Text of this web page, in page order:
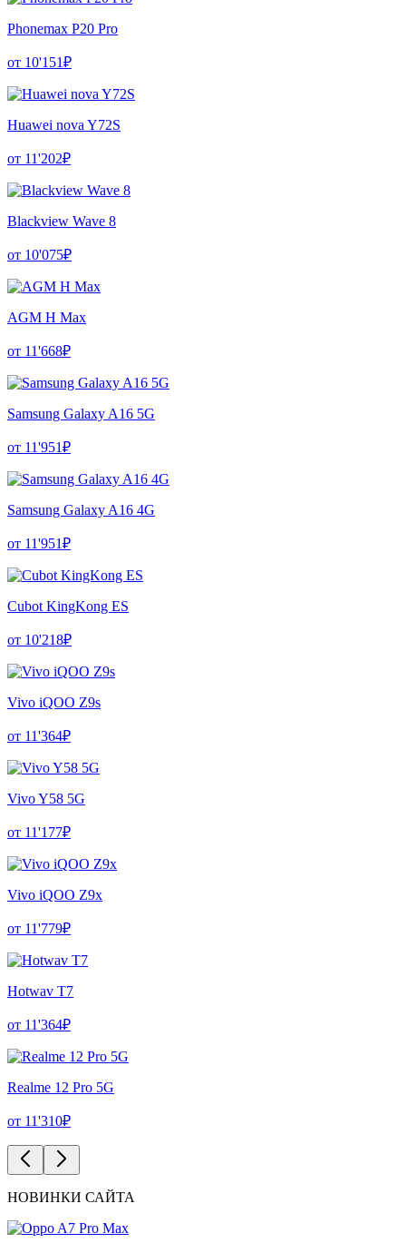
Phonemax P20 Pro
от 10'151₽
Huawei nova Y72S
от 11'202₽
Blackview Wave 8
от 10'075₽
AGM H Max
от 11'668₽
Samsung Galaxy A16 5G
от 11'951₽
Samsung Galaxy A16 4G
от 11'951₽
Cubot KingKong ES
от 10'218₽
Vivo iQOO Z9s
от 11'364₽
Vivo Y58 5G
от 11'177₽
Vivo iQOO Z9x
от 11'779₽
Hotwav T7
от 11'364₽
Realme 12 Pro 5G
от 11'310₽
НОВИНКИ САЙТА